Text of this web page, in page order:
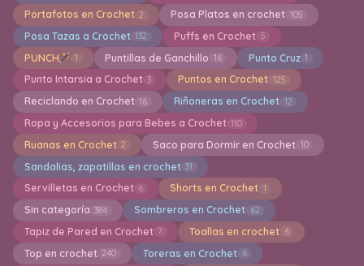
Portafotos en Crochet 2 Posa Platos en crochet 105
Posa Tazas a Crochet 132 Puffs en Crochet 5
PUNCH 1 Puntillas de Ganchillo 16 Punto Cruz 1
Punto Intarsia a Crochet 3 Puntos en Crochet 125
Reciclando en Crochet 16 Riñoneras en Crochet 12
Ropa y Accesorios para Bebes a Crochet 110
Ruanas en Crochet 2 Saco para Dormir en Crochet 10
Sandalias, zapatillas en crochet 31
Servilletas en Crochet 6 Shorts en Crochet 1
Sin categoría 384 Sombreros en Crochet 62
Tapiz de Pared en Crochet 7 Toallas en crochet 6
Top en crochet 240 Toreras en Crochet 6